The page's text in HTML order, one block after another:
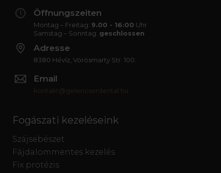
Öffnungszeiten
Montag – Freitag: 9.00 - 16:00 Uhr
Samstag – Sonntag: geschlossen
Adresse
8380 Hévíz, Vörösmarty Str. 100.
Email
kontakt@gelencserdental.hu
Fogászati kezeléseink
Szájsebészet
Fájdalommentes kezelés
Fix protézis